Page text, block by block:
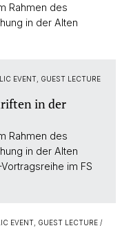
Rahmen des
in der Alten
EVENT, GUEST LECTURE
in der
Rahmen des
in der Alten
im FS
EVENT, GUEST LECTURE /